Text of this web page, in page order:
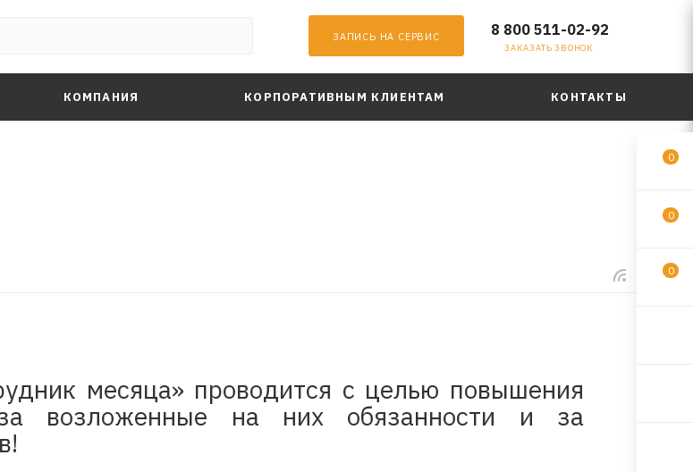
ЗАПИСЬ НА СЕРВИС 8 800 511-02-92
ЗАКАЗАТЬ ЗВОНОК
КОМПАНИЯ КОРПОРАТИВНЫМ КЛИЕНТАМ КОНТАКТЫ
месяца» проводится с целью повышения
за возложенные на них обязанности и за
0
0
0